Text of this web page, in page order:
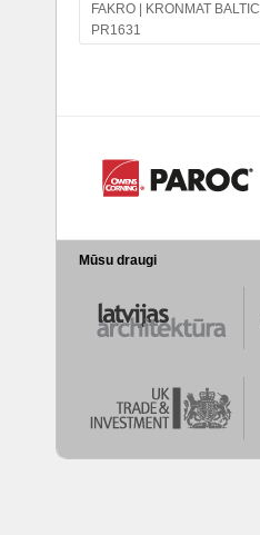
FAKRO | KRONMAT BALTIC
PR1631
Mūsu draugi